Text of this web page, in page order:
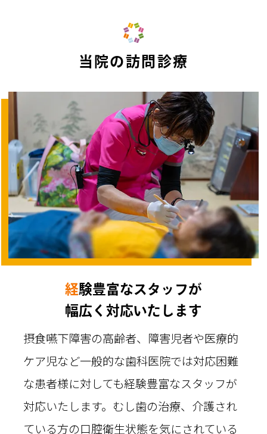
当院の訪問診療
経験豊富なスタッフが
幅広く対応いたします
摂食嚥下障害の高齢者、障害児者や医療的
ケア児など一般的な歯科医院では対応困難
な患者様に対しても経験豊富なスタッフが
対応いたします。むし歯の治療、介護され
ている方の口腔衛生状態を気にされている